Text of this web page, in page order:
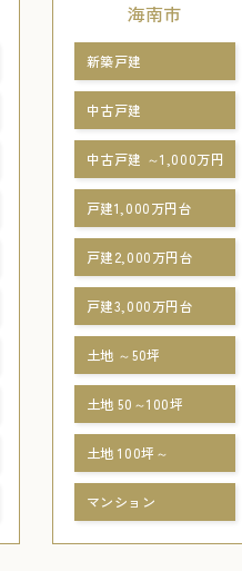
海南市
新築戸建
中古戸建
中古戸建 ～1,000万円
戸建1,000万円台
戸建2,000万円台
戸建3,000万円台
土地 ～50坪
土地 50～100坪
土地 100坪～
マンション